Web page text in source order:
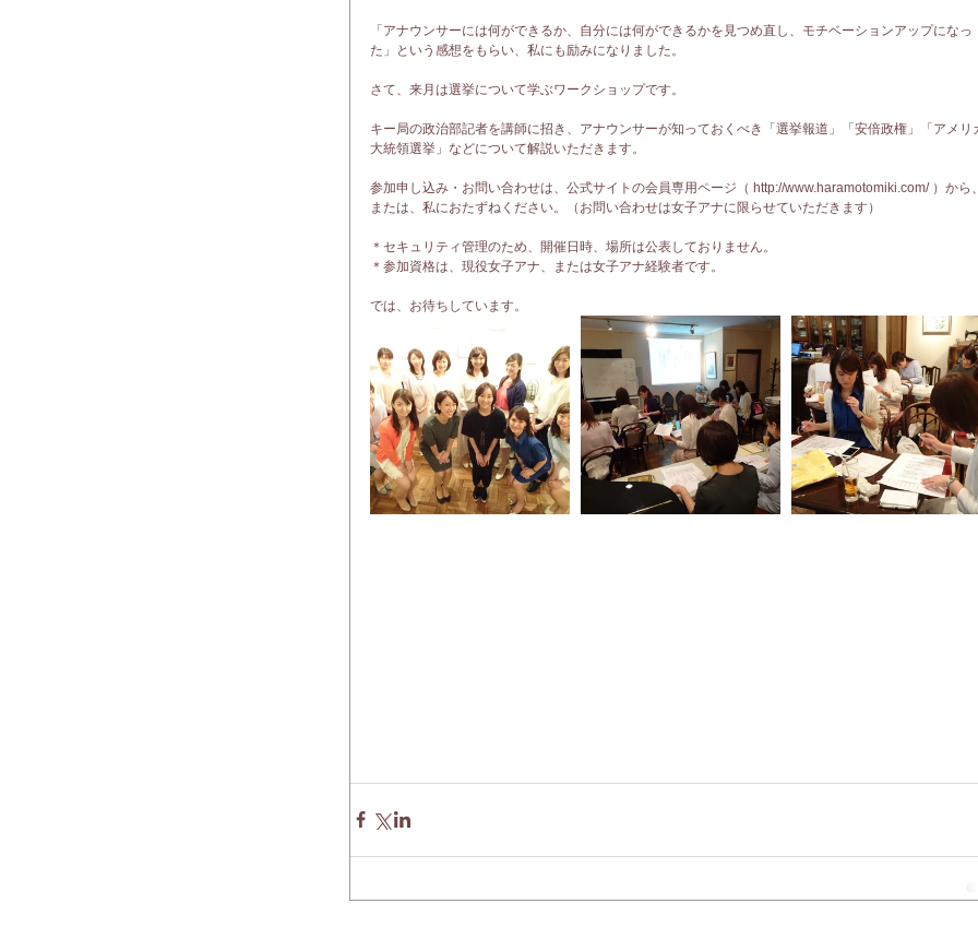
「アナウンサーには何ができるか、自分には何ができるかを見つめ直し、モチベーションアップになっ
た」という感想をもらい、私にも励みになりました。
さて、来月は選挙について学ぶワークショップです。
キー局の政治部記者を講師に招き、アナウンサーが知っておくべき「選挙報道」「安倍政権」「アメリ
大統領選挙」などについて解説いただきます。
参加申し込み・お問い合わせは、公式サイトの会員専用ページ（ http://www.haramotomiki.com/ ）から、
または、私におたずねください。（お問い合わせは女子アナに限らせていただきます）
＊セキュリティ管理のため、開催日時、場所は公表しておりません。
＊参加資格は、現役女子アナ、または女子アナ経験者です。
では、お待ちしています。